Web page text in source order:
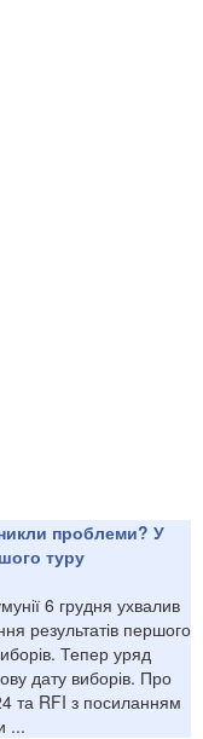
проблеми? У
туру
6 грудня ухвалив
результатів першого
Тепер уряд
дату виборів. Про
та RFI з посиланням
...